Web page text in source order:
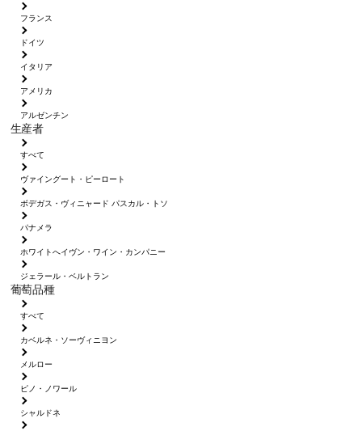
フランス
ドイツ
イタリア
アメリカ
アルゼンチン
生産者
すべて
ヴァイングート・ピーロート
ボデガス・ヴィニャード パスカル・トソ
パナメラ
ホワイトへイヴン・ワイン・カンパニー
ジェラール・ベルトラン
葡萄品種
すべて
カベルネ・ソーヴィニヨン
メルロー
ピノ・ノワール
シャルドネ